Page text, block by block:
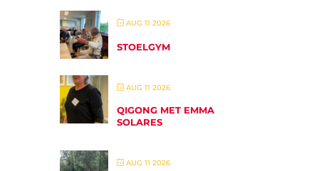
AUG 11 2026
STOELGYM
AUG 11 2026
QIGONG MET EMMA
SOLARES
AUG 11 2026